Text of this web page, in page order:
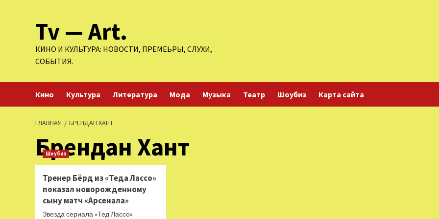
содержимомуTv — Art.
КИНО И КУЛЬТУРА: НОВОСТИ, ПРЕМЕЬРЫ, СЛУХИ,
СОБЫТИЯ.
Кино Культура Литература Мода Музыка Театр Шоубиз Карта сайта
ГЛАВНАЯ БРЕНДАН ХАНТ
Брендан Хант
Шоубиз
Тренер Бёрд из «Теда Лассо»
показал новорожденному
сыну матч «Арсенала»
Звезда сериала «Тед Лассо»